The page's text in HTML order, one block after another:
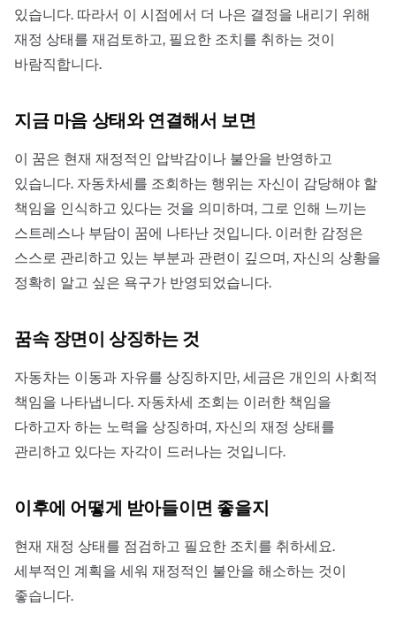
있습니다. 따라서 이 시점에서 더 나은 결정을 내리기 위해
재정 상태를 재검토하고, 필요한 조치를 취하는 것이
바람직합니다.
지금 마음 상태와 연결해서 보면
이 꿈은 현재 재정적인 압박감이나 불안을 반영하고
있습니다. 자동차세를 조회하는 행위는 자신이 감당해야 할
책임을 인식하고 있다는 것을 의미하며, 그로 인해 느끼는
스트레스나 부담이 꿈에 나타난 것입니다. 이러한 감정은
스스로 관리하고 있는 부분과 관련이 깊으며, 자신의 상황을
정확히 알고 싶은 욕구가 반영되었습니다.
꿈속 장면이 상징하는 것
자동차는 이동과 자유를 상징하지만, 세금은 개인의 사회적
책임을 나타냅니다. 자동차세 조회는 이러한 책임을
다하고자 하는 노력을 상징하며, 자신의 재정 상태를
관리하고 있다는 자각이 드러나는 것입니다.
이후에 어떻게 받아들이면 좋을지
현재 재정 상태를 점검하고 필요한 조치를 취하세요.
세부적인 계획을 세워 재정적인 불안을 해소하는 것이
좋습니다.